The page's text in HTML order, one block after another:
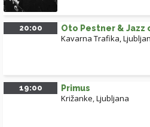
20:00 Oto Pestner & Jazz
Kavarna Trafika,
19:00 Primus
Križanke,Ljubljana